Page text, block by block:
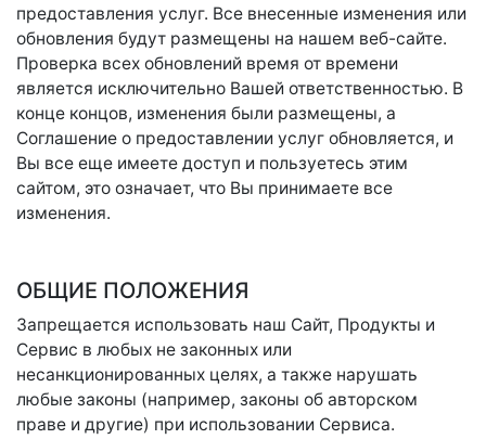
предоставления услуг. Все внесенные изменения или
обновления будут размещены на нашем веб-сайте.
Проверка всех обновлений время от времени
является исключительно Вашей ответственностью. В
конце концов, изменения были размещены, а
Соглашение о предоставлении услуг обновляется, и
Вы все еще имеете доступ и пользуетесь этим
сайтом, это означает, что Вы принимаете все
изменения.
ОБЩИЕ ПОЛОЖЕНИЯ
Запрещается использовать наш Сайт, Продукты и
Сервис в любых не законных или
несанкционированных целях, а также нарушать
любые законы (например, законы об авторском
праве и другие) при использовании Сервиса.